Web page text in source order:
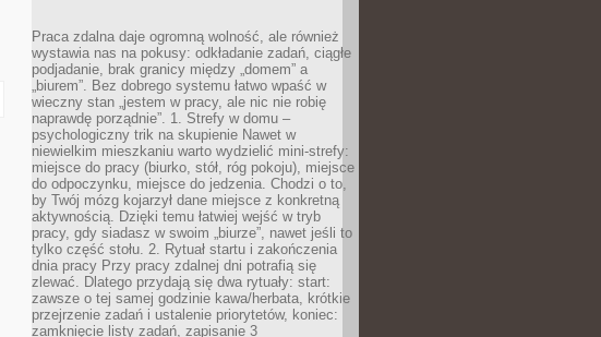
Praca zdalna daje ogromną wolność, ale również
wystawia nas na pokusy: odkładanie zadań, ciągłe
podjadanie, brak granicy między „domem” a
„biurem”. Bez dobrego systemu łatwo wpaść w
wieczny stan „jestem w pracy, ale nic nie robię
naprawdę porządnie”. 1. Strefy w domu –
psychologiczny trik na skupienie Nawet w
niewielkim mieszkaniu warto wydzielić mini-strefy:
miejsce do pracy (biurko, stół, róg pokoju), miejsce
do odpoczynku, miejsce do jedzenia. Chodzi o to,
by Twój mózg kojarzył dane miejsce z konkretną
aktywnością. Dzięki temu łatwiej wejść w tryb
pracy, gdy siadasz w swoim „biurze”, nawet jeśli to
tylko część stołu. 2. Rytuał startu i zakończenia
dnia pracy Przy pracy zdalnej dni potrafią się
zlewać. Dlatego przydają się dwa rytuały: start:
zawsze o tej samej godzinie kawa/herbata, krótkie
przejrzenie zadań i ustalenie priorytetów, koniec:
zamknięcie listy zadań, zapisanie 3